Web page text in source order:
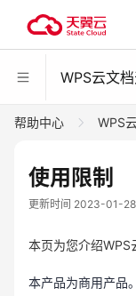
WPS云文
帮助中心 WPS
使用限制
更新时间 2023-01-
本页为您介绍WPS
本产品为商用产品。